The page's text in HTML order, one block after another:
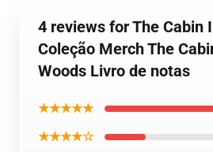
4 reviews for The Cabin
Coleção Merch The
Woods Livro de notas
★★★★★
★★★★☆